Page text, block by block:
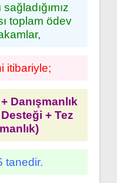
toplam ödev
itibariyle;
Danışmanlık
+ Tez
tanedir.